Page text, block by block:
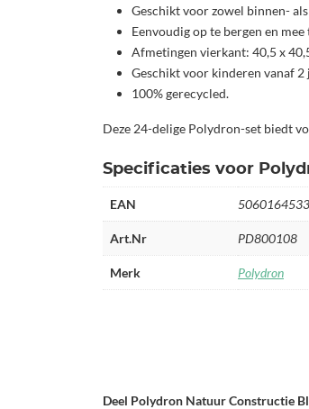
Geschikt voor zowel binnen-
Eenvoudig op te bergen en mee
Afmetingen vierkant: 40,5 x
Geschikt voor kinderen vanaf 2
100% gerecycled.
Deze 24-delige Polydron-set biedt
Specificaties voor
EAN
Art.Nr PD800108
Merk Polydron
Deel Polydron Natuur Constructie